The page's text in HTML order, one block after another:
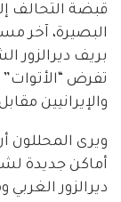
قبضة التحالف
البصيرة، آخر
بريف ديرالزور
تفرض
والإيرانيين
ويرى المحللون
أماكن جديدة
ديرالزور